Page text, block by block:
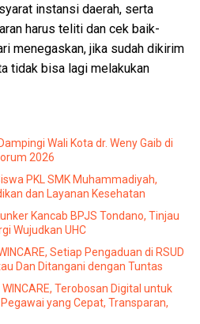
instansi daerah, serta
harus teliti dan cek baik-
menegaskan, jika sudah dikirim
tidak bisa lagi melakukan
Wali Kota dr. Weny Gaib di
2026
PKL SMK Muhammadiyah,
dan Layanan Kesehatan
Kancab BPJS Tondano, Tinjau
Wujudkan UHC
Setiap Pengaduan di RSUD
Dan Ditangani dengan Tuntas
Terobosan Digital untuk
yang Cepat, Transparan,